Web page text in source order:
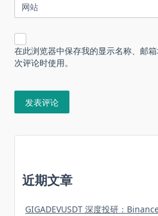
网站
在此浏览器中保存我的显示名称、邮
次评论时使用。
近期文章
GIGADEVUSDT 深度投研：